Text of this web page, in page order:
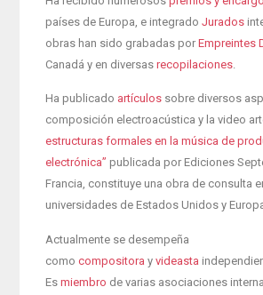
países de Europa, e integrado Jurados
obras han sido grabadas por Empreintes
Canadá y en diversasrecopilaciones.
Ha publicado artículossobre diversos
composición electroacústica y la video
estructuras formales en la música de
electrónica” publicada por Ediciones
Francia, constituye una obra de consulta
universidades de Estados Unidos y
Actualmente se desempeña
como compositora yvideasta
Es miembro de varias asociaciones